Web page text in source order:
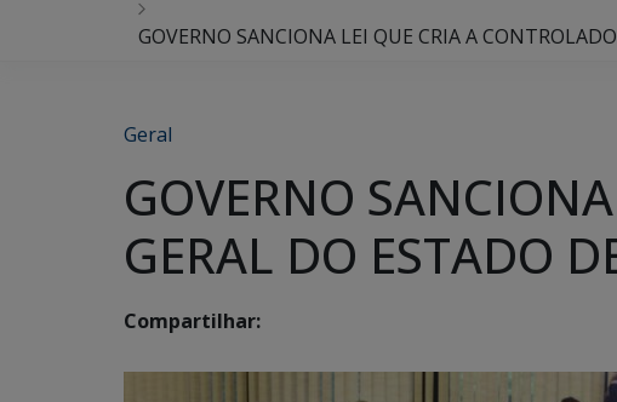
GOVERNO SANCIONA LEI QUE CRIA A
Geral
GOVERNO
GERAL DO ESTADO
Compartilhar: